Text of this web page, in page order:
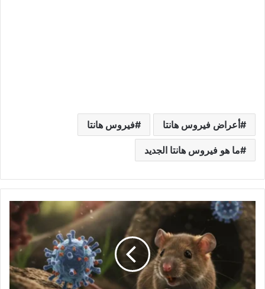
أعراض فيروس هانتا فيروس هانتا
ما هو فيروس هانتا الجديد